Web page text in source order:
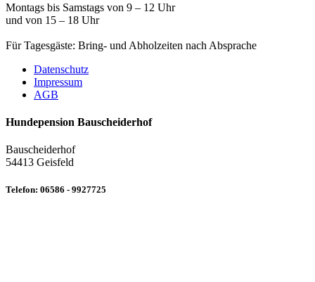
Montags bis Samstags von 9 – 12 Uhr
und von 15 – 18 Uhr
Für Tagesgäste: Bring- und Abholzeiten nach Absprache
Datenschutz
Impressum
AGB
Hundepension Bauscheiderhof
Bauscheiderhof
54413 Geisfeld
Telefon: 06586 - 9927725